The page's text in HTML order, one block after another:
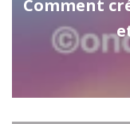
Comment